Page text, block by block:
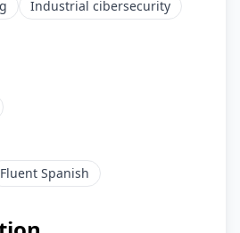
Industrial cibersecurity
Fluent Spanish